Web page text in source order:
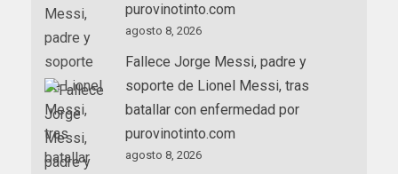
purovinotinto.com
agosto 8, 2026
Fallece Jorge Messi, padre y
soporte de Lionel Messi, tras
batallar con enfermedad por
purovinotinto.com
agosto 8, 2026